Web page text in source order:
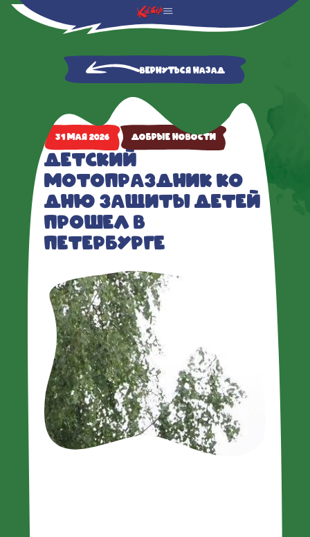
Вернуться назад
31 мая 2026 Добрые новости
Детский
мотопраздник ко
Дню защиты детей
прошел в
Петербурге